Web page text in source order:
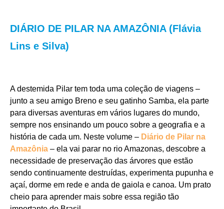
DIÁRIO DE PILAR NA AMAZÔNIA (Flávia
Lins e Silva)
A destemida Pilar tem toda uma coleção de viagens –
junto a seu amigo Breno e seu gatinho Samba, ela parte
para diversas aventuras em vários lugares do mundo,
sempre nos ensinando um pouco sobre a geografia e a
história de cada um. Neste volume – Diário de Pilar na
Amazônia – ela vai parar no rio Amazonas, descobre a
necessidade de preservação das árvores que estão
sendo continuamente destruídas, experimenta pupunha e
açaí, dorme em rede e anda de gaiola e canoa. Um prato
cheio para aprender mais sobre essa região tão